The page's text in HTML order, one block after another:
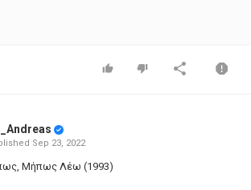
Sep 23, 2022
Μήπως Λέω (1993)